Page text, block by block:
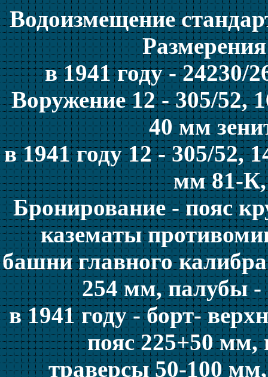
Водоизмещение
в 1941 году - 24230/
Воружение 12 - 305/52,
40 мм
в 1941 году 12 - 305/52,
мм 81-
Бронирование - пояс
казематы
башни главного
254 мм, палубы
в 1941 году - борт-
пояс 225+50
траверсы 50-100